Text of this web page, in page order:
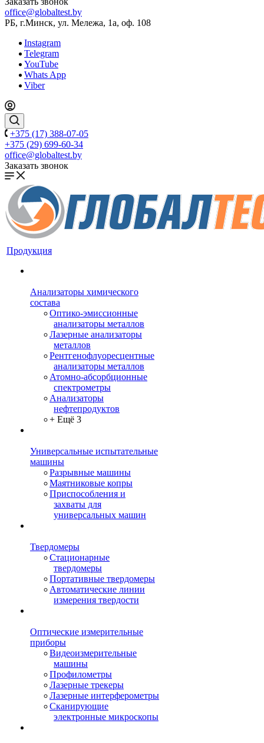
office@globaltest.by
РБ, г.Минск, ул. Мележа, 1а, оф. 108
Instagram
Telegram
YouTube
Whats App
Viber
+375 (17) 388-07-05
+375 (29) 699-60-34
office@globaltest.by
Заказать звонок
Продукция
Анализаторы химического
состава
Оптико-эмиссионные
анализаторы металлов
Лазерные анализаторы
металлов
Рентгенофлуоресцентные
анализаторы металлов
Атомно-абсорбционные
спектрометры
Анализаторы
нефтепродуктов
+ Ещё 3
Универсальные испытательные
машины
Разрывные машины
Маятниковые копры
Приспособления и
захваты для
универсальных машин
Твердомеры
Стационарные
твердомеры
Портативные твердомеры
Автоматические линии
измерения твердости
Оптические измерительные
приборы
Видеоизмерительные
машины
Профилометры
Лазерные трекеры
Лазерные интерферометры
Сканирующие
электронные микроскопы